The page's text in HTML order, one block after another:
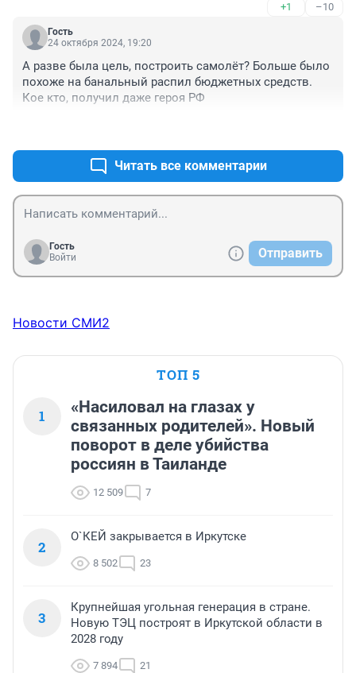
+1 –10
Гость
24 октября 2024, 19:20
А разве была цель, построить самолёт? Больше было
похоже на банальный распил бюджетных средств.
Кое кто, получил даже героя РФ
Читать все комментарии
Гость
Войти
Отправить
Новости СМИ2
ТОП 5
1
«Насиловал на глазах у
связанных родителей». Новый
поворот в деле убийства
россиян в Таиланде
12 509 7
2
О`КЕЙ закрывается в Иркутске
8 502 23
3
Крупнейшая угольная генерация в стране.
Новую ТЭЦ построят в Иркутской области в
2028 году
7 894 21